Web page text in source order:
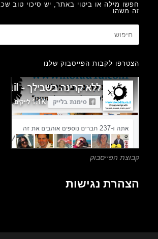
מילה או ביטוי באתר, יש סיכוי טוב שכבר
לקבות הפייסבוק שלנו
הפייסבוק
נגישות